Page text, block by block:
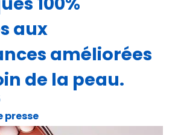
aux
améliorées
de la peau.
presse